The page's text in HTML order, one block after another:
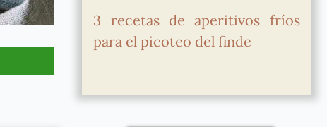
3 recetas de aperitivos fríos
para el picoteo del finde